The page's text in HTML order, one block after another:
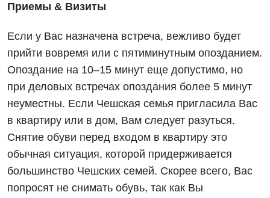
Приемы & Визиты
Если у Вас назначена встреча, вежливо будет
прийти вовремя или с пятиминутным опозданием.
Опоздание на 10–15 минут еще допустимо, но
при деловых встречах опоздания более 5 минут
неуместны. Если Чешская семья пригласила Вас
в квартиру или в дом, Вам следует разуться.
Снятие обуви перед входом в квартиру это
обычная ситуация, которой придерживается
большинство Чешских семей. Скорее всего, Вас
попросят не снимать обувь, так как Вы